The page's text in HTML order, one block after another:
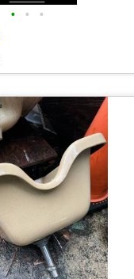
• • •